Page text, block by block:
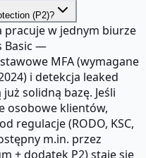
(P2)?
pracuje w jednym biurze
Basic —
MFA (wymagane
i detekcja leaked
solidną bazę. Jeśli
osobowe klientów,
regulacje (RODO, KSC,
m.in. przez
+ dodatek P2) staje się